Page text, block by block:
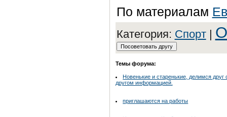
По материалам
Категория: Спорт|
Темы форума:
Новенькие и старенькие, делимся друг
другом информацией.
приглашаются на работы